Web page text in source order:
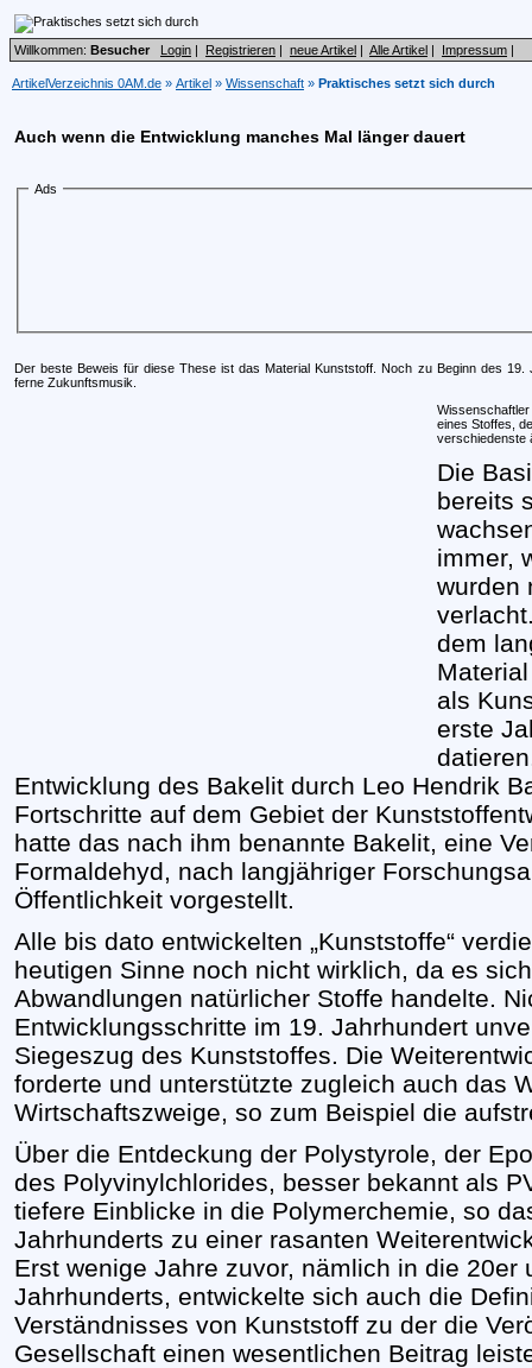
Willkommen: Besucher Login | Registrieren | neue Artikel | Alle Artikel | Impressum |
ArtikelVerzeichnis 0AM.de » Artikel » Wissenschaft » Praktisches setzt sich durch
Auch wenn die Entwicklung manches Mal länger dauert
Ads
Der beste Beweis für diese These ist das Material Kunststoff. Noch zu Beginn des
ferne Zukunftsmusik.
eines Stoffes,
verschiedenste
Die
bereits
immer,
wurden
dem
als
erste
Entwicklung des Bakelit durch Leo Hendrik
Fortschritte auf dem Gebiet der
hatte das nach ihm benannte Bakelit, eine
Formaldehyd, nach langjähriger
Öffentlichkeit vorgestellt.
Alle bis dato entwickelten „Kunststoffe“
heutigen Sinne noch nicht wirklich, da es
Abwandlungen natürlicher Stoffe handelte.
Entwicklungsschritte im 19. Jahrhundert
Siegeszug des Kunststoffes. Die
forderte und unterstützte zugleich auch das
Wirtschaftszweige, so zum Beispiel die
Über die Entdeckung der Polystyrole, der
des Polyvinylchlorides, besser bekannt als
tiefere Einblicke in die Polymerchemie, so
Jahrhunderts zu einer rasanten
Erst wenige Jahre zuvor, nämlich in die
Jahrhunderts, entwickelte sich auch die
Verständnisses von Kunststoff zu der die
Gesellschaft einen wesentlichen Beitrag